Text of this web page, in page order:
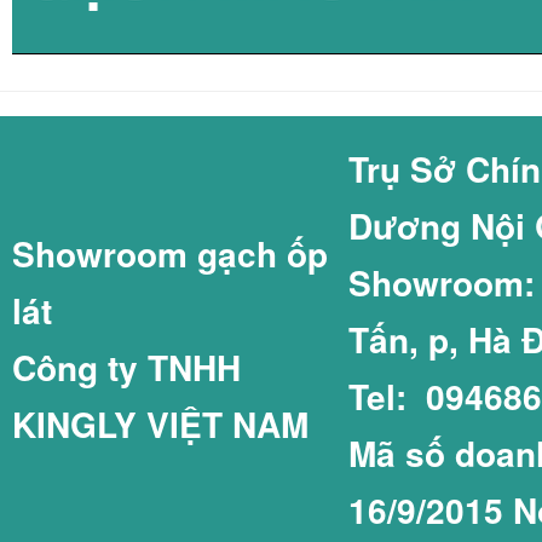
GẠCH COTTO
GẠCH LÁT SÂN
GẠCH LÁT SÂN
GẠCH THẺ
GẠCH THẺ
GẠCH THẺ
Showroom gạch ốp
lát
Công ty TNHH
KINGLY VIỆT NAM
Trụ Sở
Dương Nội
Tấn, p, Hà
Tel:
Mã số
16/9/2015